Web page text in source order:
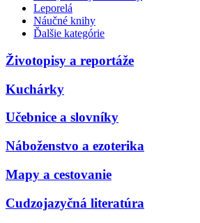
Leporelá
Náučné knihy
Ďalšie kategórie
Životopisy a reportáže
Kuchárky
Učebnice a slovníky
Náboženstvo a ezoterika
Mapy a cestovanie
Cudzojazyčná literatúra